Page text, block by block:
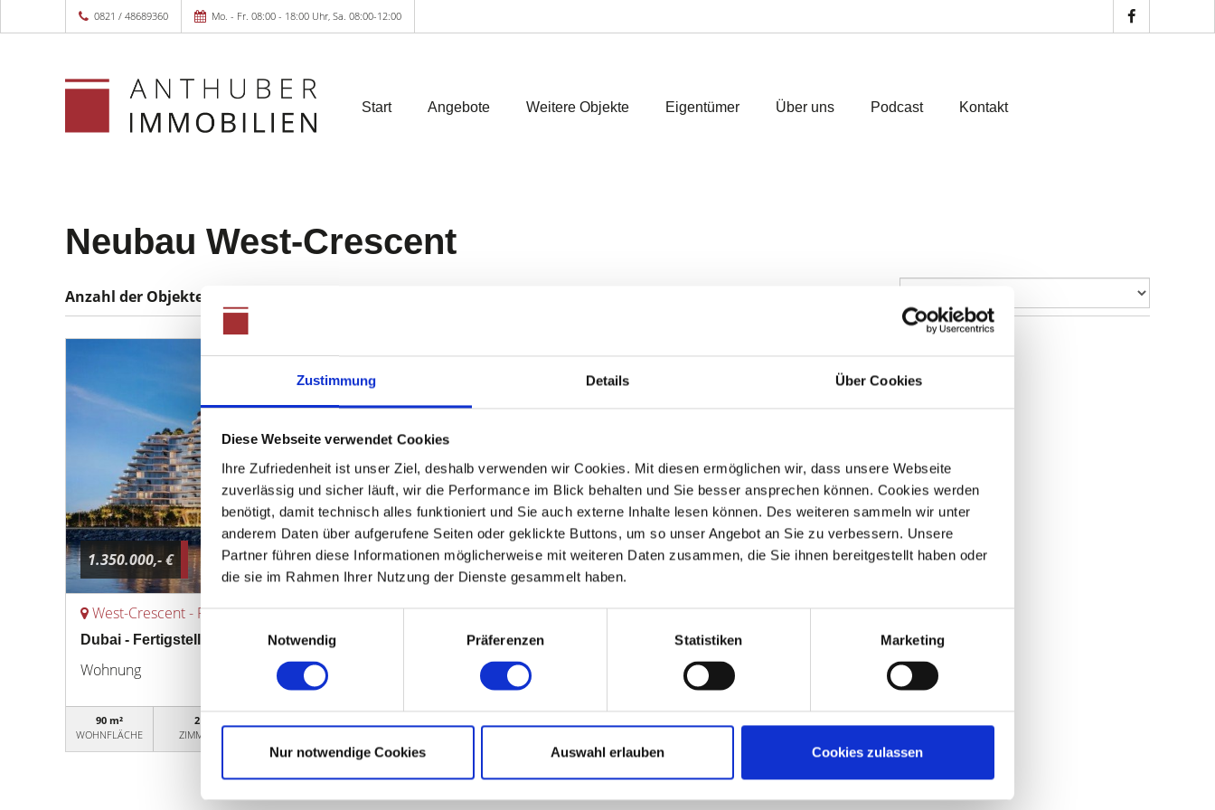
Zustimmung Details Über Cookies
Diese Webseite verwendet Cookies
Ihre Zufriedenheit ist unser Ziel, deshalb verwenden wir Cookies. Mit diesen ermöglichen wir, dass unsere Webseite
zuverlässig und sicher läuft, wir die Performance im Blick behalten und Sie besser ansprechen können. Cookies werden
benötigt, damit technisch alles funktioniert und Sie auch externe Inhalte lesen können. Des weiteren sammeln wir unter
anderem Daten über aufgerufene Seiten oder geklickte Buttons, um so unser Angebot an Sie zu verbessern. Unsere
Partner führen diese Informationen möglicherweise mit weiteren Daten zusammen, die Sie ihnen bereitgestellt haben oder
die sie im Rahmen Ihrer Nutzung der Dienste gesammelt haben.
Einwilligungsauswahl
Notwendig
Präferenzen Statistiken Marketing
Nur notwendige Cookies Auswahl erlauben Cookies zulassen
0821 / 48689360 Mo. - Fr. 08:00 - 18:00 Uhr, Sa. 08:00-12:00
Start Angebote Weitere Objekte Eigentümer Über uns Podcast Kontakt
Neubau West-Crescent
Anzahl der Objekte:
1.350.000,- €
West-Crescent - Palm Jumeirah
Dubai - Fertigstellung in 2029 - PASSO by Beyond
Wohnung
90 m²
WOHNFLÄCHE
2
ZIMMER
ZUM EXPOSÉ